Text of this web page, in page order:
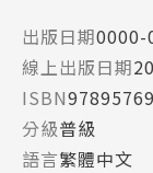
出版日期0000-
線上出版日期
ISBN
分級普級
語言繁體中文